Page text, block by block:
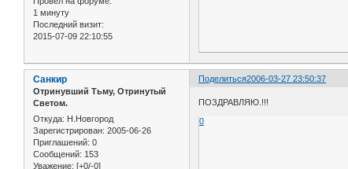
1 минуту
Последний визит:
2015-07-09 22:10:55
Поделиться2006-03-27 23:50:37
Санкир
Отринувший Тьму, Отринутый
Светом.
Откуда: Н.Новгород
Зарегистрирован: 2005-06-26
Приглашений: 0
Сообщений: 153
Уважение: [+0/-0]
ПОЗДРАВЛЯЮ.!!!
0